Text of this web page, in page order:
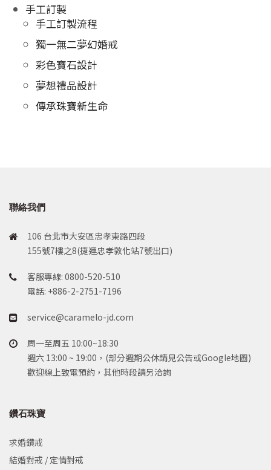
手工訂製
手工訂製流程
獨一無二夢幻婚戒
彩色寶石設計
夢想禮品設計
傳承珠寶新生命
聯絡我們
106 台北市大安區忠孝東路四段
155號7樓之8(捷運忠孝敦化站7號出口)
客服專線: 0800-520-510
電話: +886-2-2751-7196
service@caramelo-jd.com
周一至周五 10:00~18:30
週六 13:00 ~ 19:00，(部分週期公休請見公告或Google地圖)
歡迎線上致電預約，其他時段請另洽詢
鑽石珠寶
求婚鑽戒
結婚對戒 / 定情對戒